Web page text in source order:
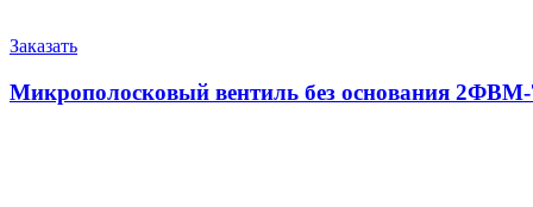
Заказать
Микрополосковый вентиль без основания 2ФВМ-